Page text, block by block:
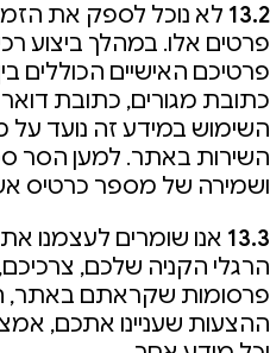
13.2 לא נוכל לספק את
פרטים אלו. במהלך ביצוע
פרטיכם האישיים
כתובת מגורים, כתובת דואר
השימוש במידע זה נועד
השירות באתר. למען הסר
ושמירה של מספר כרטיס
13.3 אנו שומרים לעצמנו
הרגלי הקניה שלכם,
פרסומות שקראתם באתר,
ההצעות שעניינו אתכם,